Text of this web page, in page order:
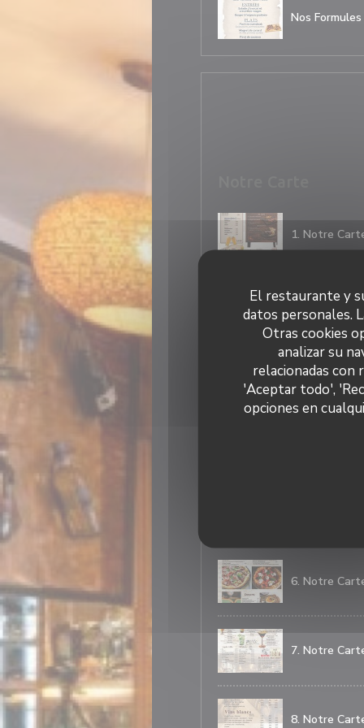
El restaurante y
datos personales.
Otras cookies
analizar su
relacionadas con
'Aceptar todo',
opciones en
Nos Formules
1. Notre
2. Notre
3. Notre
6. Notre
7. Notre
8. Notre